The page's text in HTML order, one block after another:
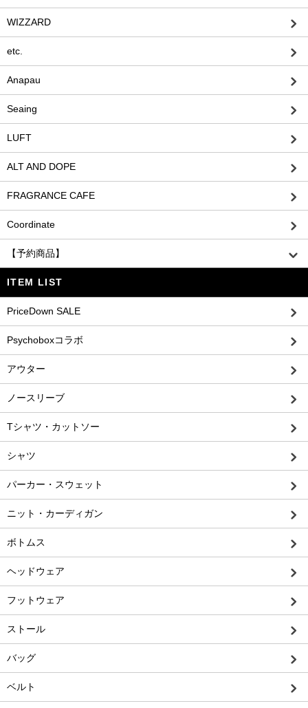
WIZZARD
etc.
Anapau
Seaing
LUFT
ALT AND DOPE
FRAGRANCE CAFE
Coordinate
【予約商品】
ITEM LIST
PriceDown SALE
Psychoboxコラボ
アウター
ノースリーブ
Tシャツ・カットソー
シャツ
パーカー・スウェット
ニット・カーディガン
ボトムス
ヘッドウェア
フットウェア
ストール
バッグ
ベルト